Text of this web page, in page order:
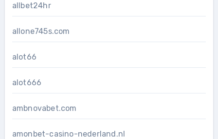
allbet24hr
allone745s.com
alot66
alot666
ambnovabet.com
amonbet-casino-nederland.nl